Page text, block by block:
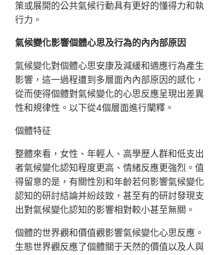
策或展開的公共氣候行動具有更好的懂得力和執
行力。
氣候變化影響個體心思及行為的內內部原因
氣候變化對個體心思安康及減緩和適應行為產生
影響，這一過程遭到多層面內內部原因的感化，
從而使得個體對氣候變化的心思反應呈現出差異
性和規律性。以下從4個層面進行闡釋。
個體特征
整體來看，女性、年輕人、高學歷人群和低支出
者氣候變化認知程度更高、情緒反應更強烈。值
得留意的是，有關性別和年齡若何影響氣候變化
認知的研討結論并紛歧致，甚至有的研討發現支
出對氣候變化認知的影響相對較小甚至無關。
個體的世界觀和價值觀影響氣候變化心思反應。
生態世界觀反應了個體關于天然的價值以及人與